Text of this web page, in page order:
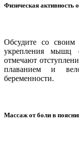
Физическая активность
Обсудите со своим
укрепления
отмечают
плаванием и
беременности.
Массаж от боли в